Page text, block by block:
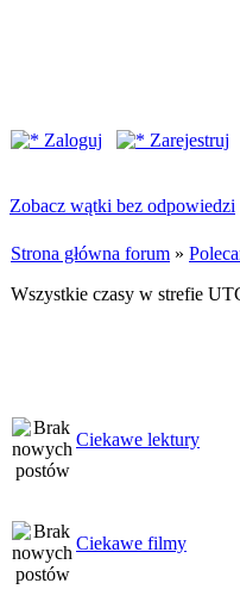
Zaloguj
Zarejestruj
Zobacz wątki bez odpowiedzi
Strona główna forum »
Wszystkie czasy w strefie
Ciekawe lektury
Ciekawe filmy